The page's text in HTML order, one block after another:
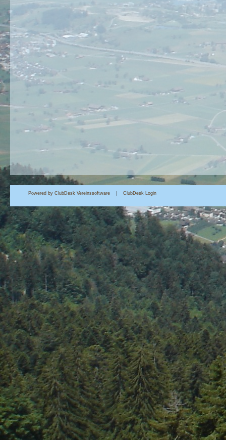
Powered by ClubDesk Vereinssoftware |